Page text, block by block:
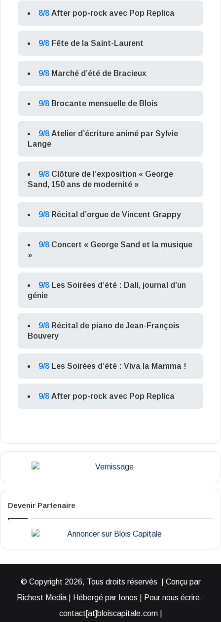
8/8 After pop-rock avec Pop Replica
9/8 Fête de la Saint-Laurent
9/8 Marché d’été de Bracieux
9/8 Brocante mensuelle de Blois
9/8 Atelier d’écriture animé par Sylvie
Lange
9/8 Clôture de l’exposition « George
Sand, 150 ans de modernité »
9/8 Récital d’orgue de Vincent Grappy
9/8 Concert « George Sand et la musique
»
9/8 Les Soirées d’été : Dalí, journal d’un
génie
9/8 Récital de piano de Jean-François
Bouvery
9/8 Les Soirées d’été : Viva la Mamma !
9/8 After pop-rock avec Pop Replica
Devenir Partenaire
© Copyright 2026, Tous droits réservés | Conçu par
Richest Media | Hébergé par Ionos | Pour nous écrire :
contact[at]bloiscapitale.com |